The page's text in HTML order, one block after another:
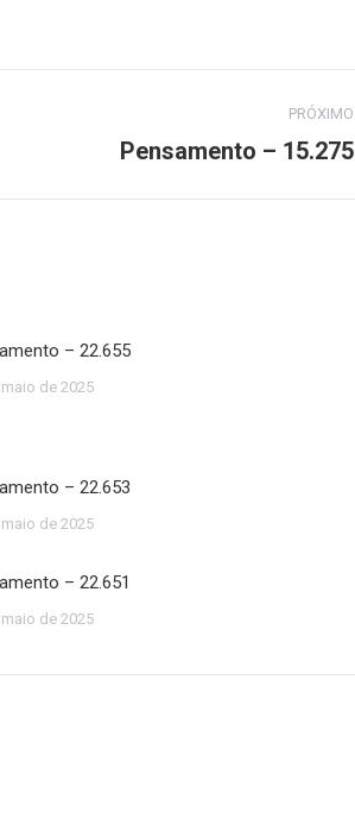
PRÓXIMO
Pensamento – 15.275
– 22.655
de 2025
– 22.653
de 2025
– 22.651
de 2025